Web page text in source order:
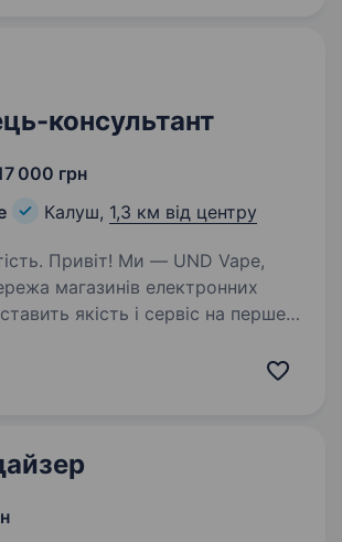
консультант
000 грн
Калуш, 1,3 км від центру
Vape,
магазинів електронних
якість і сервіс на перше
новому та розвиватися